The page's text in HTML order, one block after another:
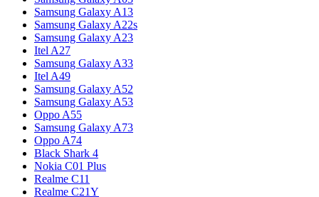
Samsung Galaxy A13
Samsung Galaxy A22s
Samsung Galaxy A23
Itel A27
Samsung Galaxy A33
Itel A49
Samsung Galaxy A52
Samsung Galaxy A53
Oppo A55
Samsung Galaxy A73
Oppo A74
Black Shark 4
Nokia C01 Plus
Realme C11
Realme C21Y